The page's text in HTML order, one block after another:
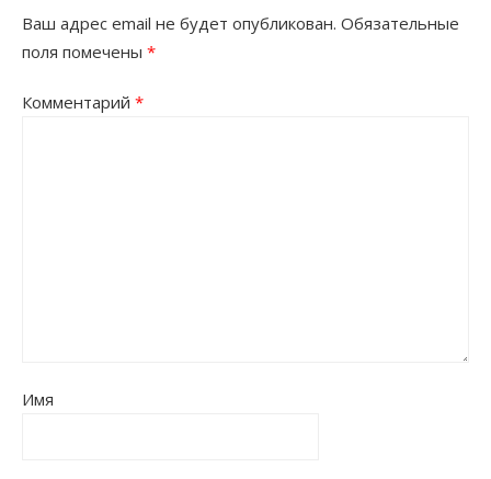
Ваш адрес email не будет опубликован. Обязательные
поля помечены *
Комментарий *
Имя